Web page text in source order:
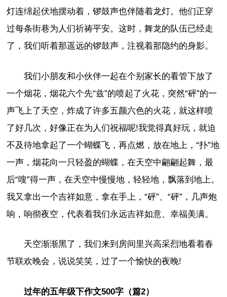
灯连绵起伏地摆动着，锣鼓声也伴随着龙灯。他们正穿
过每条街巷为人们祈祷平安。这时，舞龙的队伍已经走
了，我们听着那遥远的锣鼓声，注视着那隐约的身影。
我们小朋友和小伙伴一起在个别家长的看管下放了
一个烟花，烟花六个先“兹”的喷起了火花，突然“砰”的一
声飞上了天空，炸成了许多五颜六色的火花，就这样喷
了好几次，好像正在为人们祝福呢!我觉得真好玩，就迫
不及待地拿起了一个蝴蝶飞，再点燃，放在地上，“扑”地
一声，烟花向一只轻盈的蝴蝶，在天空中翩翩起舞，最
后“嗖”得一声，在天空中慢慢地，轻轻地，飘落到地上。
我又拿出一个吉祥如意，拿在手上，“砰”、“砰”，几声炮
响，响彻夜空，代表着我们永远吉祥如意、幸福美满。
天空渐渐黑了，我们来到房间里兴高采烈地看着春
节联欢晚会，说说笑笑，过了一个愉快的夜晚!
过年的五年级下作文500字（篇2）